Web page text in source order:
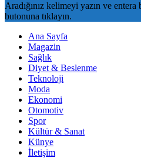
Aradığınız kelimeyi yazın ve
butonuna tıklayın.
Ana Sayfa
Magazin
Sağlık
Diyet & Beslenme
Teknoloji
Moda
Ekonomi
Otomotiv
Spor
Kültür & Sanat
Künye
İletişim